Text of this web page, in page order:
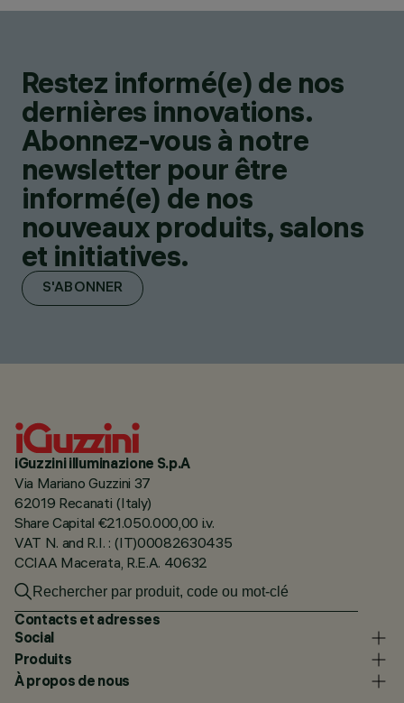
Restez informé(e) de nos
dernières innovations.
Abonnez-vous à notre
newsletter pour être
informé(e) de nos
nouveaux produits, salons
et initiatives.
S'ABONNER
iGuzzini illuminazione S.p.A
Via Mariano Guzzini 37
62019 Recanati (Italy)
Share Capital €21.050.000,00 i.v.
VAT N. and R.I. : (IT)00082630435
CCIAA Macerata, R.E.A. 40632
Contacts et adresses
Social
Produits
À propos de nous